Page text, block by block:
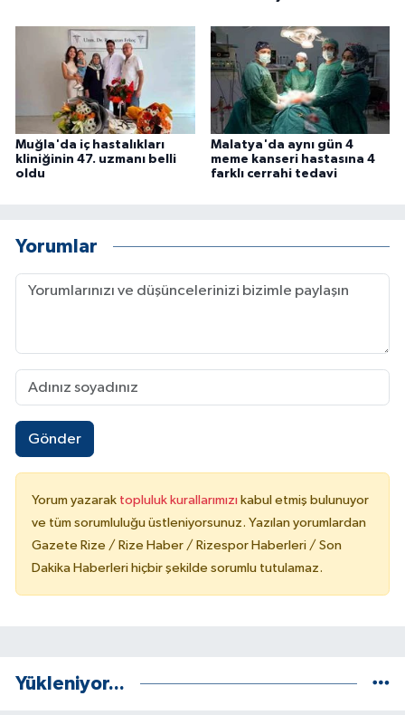
Muğla'da iç hastalıkları
kliniğinin 47. uzmanı belli
oldu
Malatya'da aynı gün 4
meme kanseri hastasına 4
farklı cerrahi tedavi
Yorumlar
Gönder
Yorum yazarak topluluk kurallarımızı kabul etmiş bulunuyor
ve tüm sorumluluğu üstleniyorsunuz. Yazılan yorumlardan
Gazete Rize / Rize Haber / Rizespor Haberleri / Son
Dakika Haberleri hiçbir şekilde sorumlu tutulamaz.
Yükleniyor...